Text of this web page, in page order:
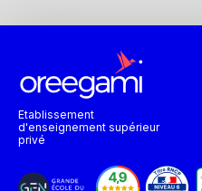
Etablissement
d'enseignement supérieur
privé